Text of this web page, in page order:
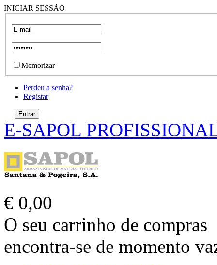
INICIAR SESSÃO
Memorizar
Perdeu a senha?
Registar
E-SAPOL
€ 0,00
O seu carrinho de compras
encontra-se de momento